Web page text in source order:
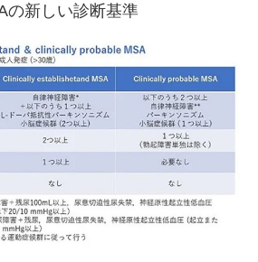
の新しい診断基準